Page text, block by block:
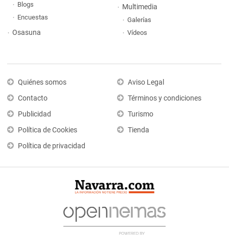
Blogs
Encuestas
Osasuna
Multimedia
Galerías
Vídeos
Quiénes somos
Contacto
Publicidad
Política de Cookies
Política de privacidad
Aviso Legal
Términos y condiciones
Turismo
Tienda